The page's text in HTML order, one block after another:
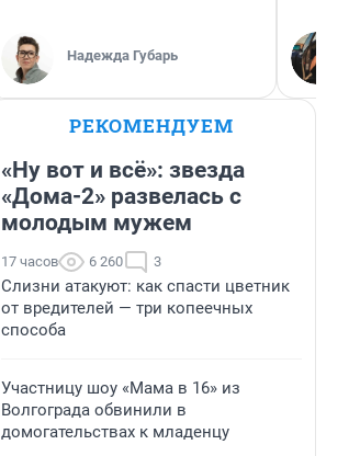
Надежда Губарь
РЕКОМЕНДУЕМ
«Ну вот и всё»: звезда
«Дома-2» развелась с
молодым мужем
17 часов 6 260 3
Слизни атакуют: как спасти цветник
от вредителей — три копеечных
способа
Участницу шоу «Мама в 16» из
Волгограда обвинили в
домогательствах к младенцу